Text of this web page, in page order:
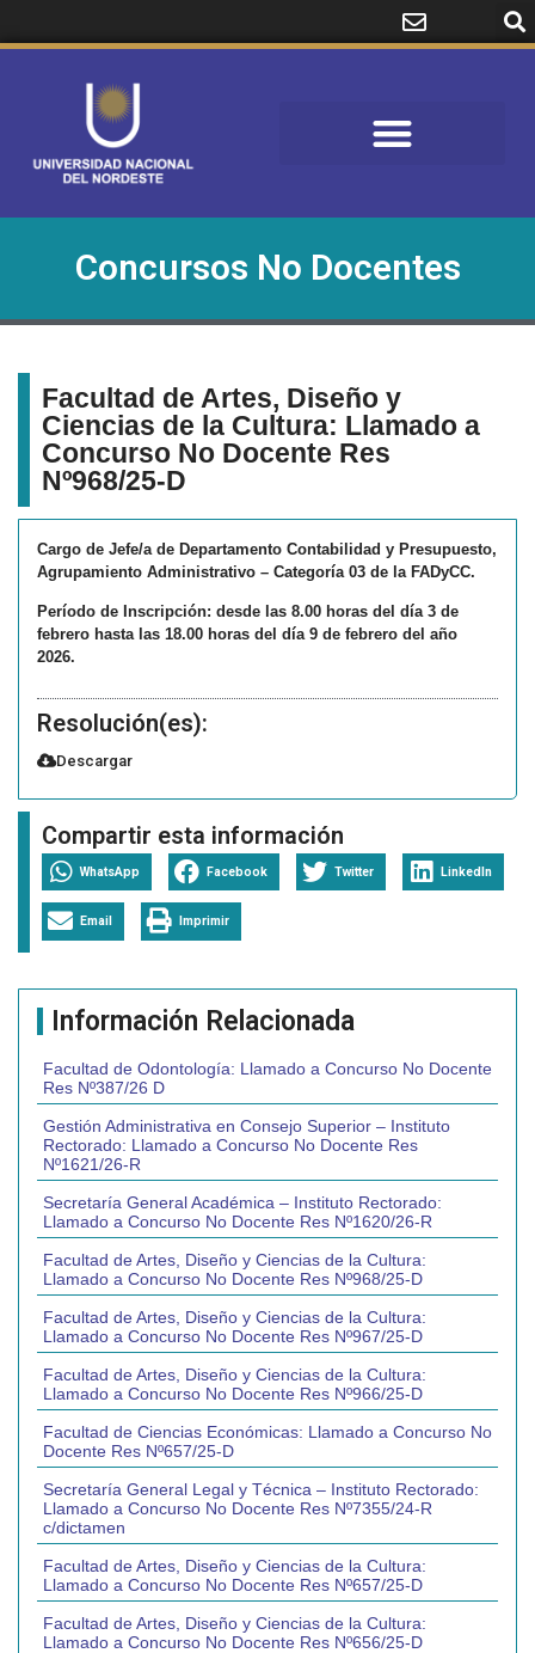
Concursos No Docentes
Facultad de Artes, Diseño y
Ciencias de la Cultura: Llamado a
Concurso No Docente Res
Nº968/25-D
Cargo de Jefe/a de Departamento Contabilidad y Presupuesto,
Agrupamiento Administrativo – Categoría 03 de la FADyCC.
Período de Inscripción: desde las 8.00 horas del día 3 de
febrero hasta las 18.00 horas del día 9 de febrero del año
2026.
Resolución(es):
Descargar
Compartir esta información
WhatsApp Facebook Twitter LinkedIn
Email Imprimir
Información Relacionada
Facultad de Odontología: Llamado a Concurso No Docente
Res Nº387/26 D
Gestión Administrativa en Consejo Superior – Instituto
Rectorado: Llamado a Concurso No Docente Res
Nº1621/26-R
Secretaría General Académica – Instituto Rectorado:
Llamado a Concurso No Docente Res Nº1620/26-R
Facultad de Artes, Diseño y Ciencias de la Cultura:
Llamado a Concurso No Docente Res Nº968/25-D
Facultad de Artes, Diseño y Ciencias de la Cultura:
Llamado a Concurso No Docente Res Nº967/25-D
Facultad de Artes, Diseño y Ciencias de la Cultura:
Llamado a Concurso No Docente Res Nº966/25-D
Facultad de Ciencias Económicas: Llamado a Concurso No
Docente Res Nº657/25-D
Secretaría General Legal y Técnica – Instituto Rectorado:
Llamado a Concurso No Docente Res Nº7355/24-R
c/dictamen
Facultad de Artes, Diseño y Ciencias de la Cultura:
Llamado a Concurso No Docente Res Nº657/25-D
Facultad de Artes, Diseño y Ciencias de la Cultura:
Llamado a Concurso No Docente Res Nº656/25-D